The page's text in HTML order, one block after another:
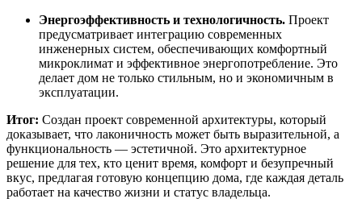
Энергоэффективность и технологичность. Проект
предусматривает интеграцию современных
инженерных систем, обеспечивающих комфортный
микроклимат и эффективное энергопотребление. Это
делает дом не только стильным, но и экономичным в
эксплуатации.
Итог: Создан проект современной архитектуры, который
доказывает, что лаконичность может быть выразительной, а
функциональность — эстетичной. Это архитектурное
решение для тех, кто ценит время, комфорт и безупречный
вкус, предлагая готовую концепцию дома, где каждая деталь
работает на качество жизни и статус владельца.